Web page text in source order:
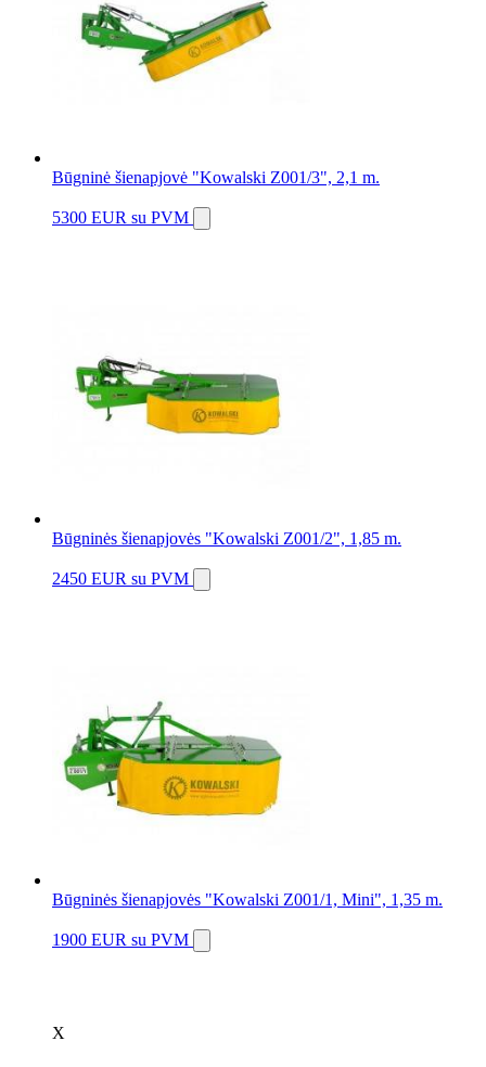
Būgninė šienapjovė "Kowalski Z001/3", 2,1 m.
5300 EUR su PVM
Būgninės šienapjovės "Kowalski Z001/2", 1,85 m.
2450 EUR su PVM
Būgninės šienapjovės "Kowalski Z001/1, Mini", 1,35 m.
1900 EUR su PVM
X